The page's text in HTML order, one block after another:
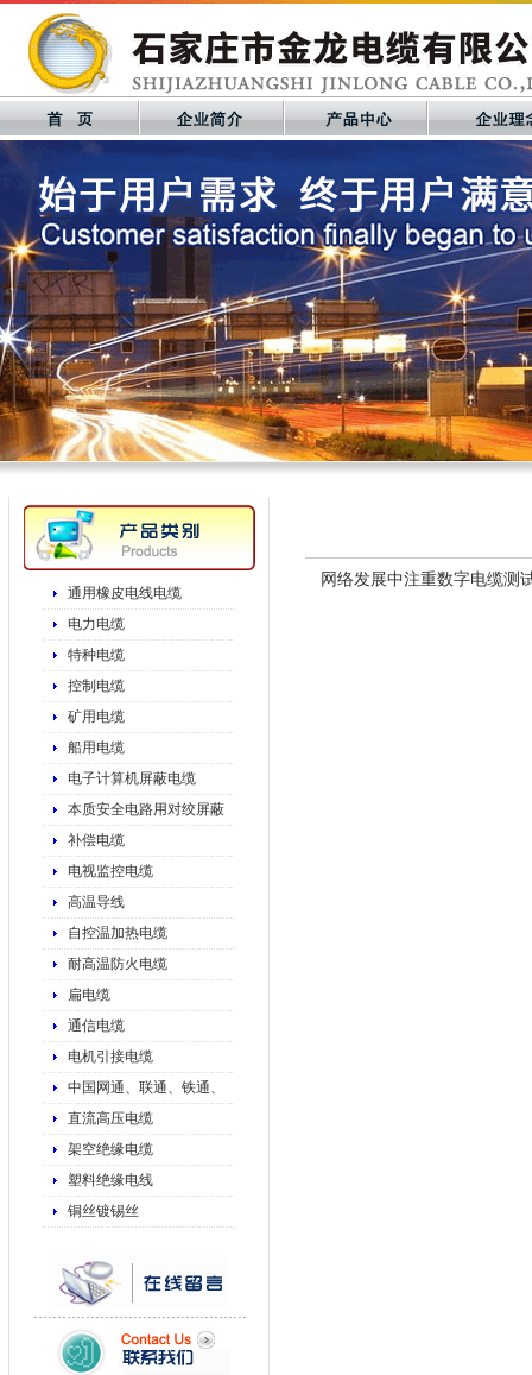
通用橡皮电线电缆
电力电缆
特种电缆
控制电缆
矿用电缆
船用电缆
电子计算机屏蔽电缆
本质安全电路用对绞屏蔽
补偿电缆
电视监控电缆
高温导线
自控温加热电缆
耐高温防火电缆
扁电缆
通信电缆
电机引接电缆
中国网通、联通、铁通、
直流高压电缆
架空绝缘电缆
塑料绝缘电线
铜丝镀锡丝
网络发展中注重数字电缆测